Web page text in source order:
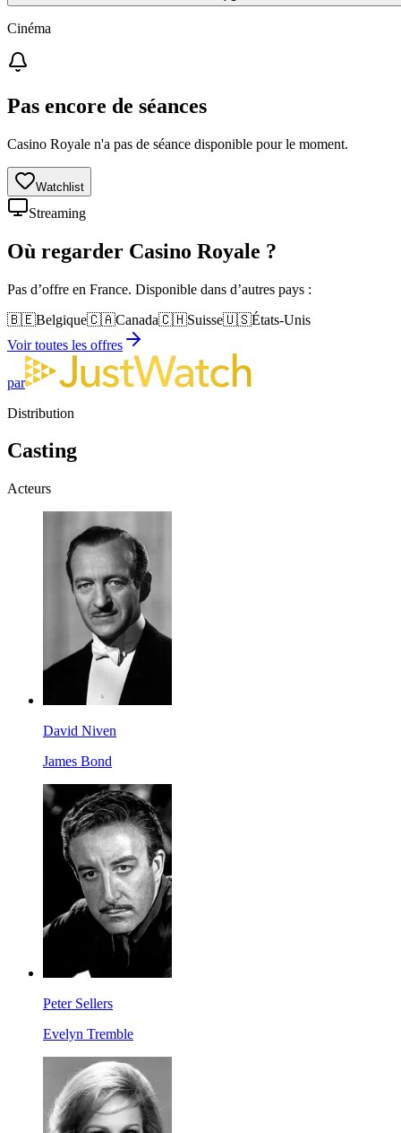
Cinéma
Pas encore de séances
Casino Royale n'a pas de séance disponible pour le moment.
Watchlist
Streaming
Où regarder Casino Royale ?
Pas d’offre en France. Disponible dans d’autres pays :
🇧🇪Belgique🇨🇦Canada🇨🇭Suisse🇺🇸États-Unis
Voir toutes les offres
par
Distribution
Casting
Acteurs
David Niven
James Bond
Peter Sellers
Evelyn Tremble